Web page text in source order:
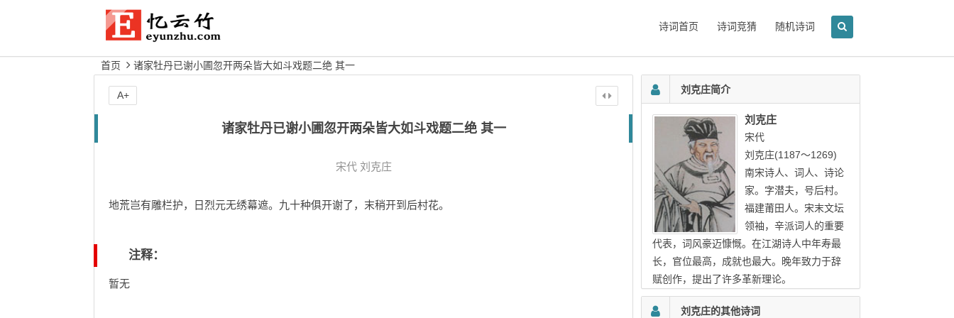
诗词首页 诗词竞猜 随机诗词
首页 诸家牡丹已谢小圃忽开两朵皆大如斗戏题二绝 其一
诸家牡丹已谢小圃忽开两朵皆大如斗戏题二绝 其一
宋代 刘克庄
地荒岂有雕栏护，日烈元无绣幕遮。九十种俱开谢了，末稍开到后村花。
注释：
暂无
A+ 刘克庄简介
刘克庄
宋代
刘克庄(1187～1269)
南宋诗人、词人、诗论
家。字潜夫，号后村。
福建莆田人。宋末文坛
领袖，辛派词人的重要
代表，词风豪迈慷慨。在江湖诗人中年寿最
长，官位最高，成就也最大。晚年致力于辞
赋创作，提出了许多革新理论。
刘克庄的其他诗词